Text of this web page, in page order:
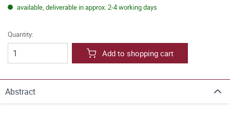
available, deliverable in approx. 2-4 working days
Quantity:
Add to shopping cart
Abstract